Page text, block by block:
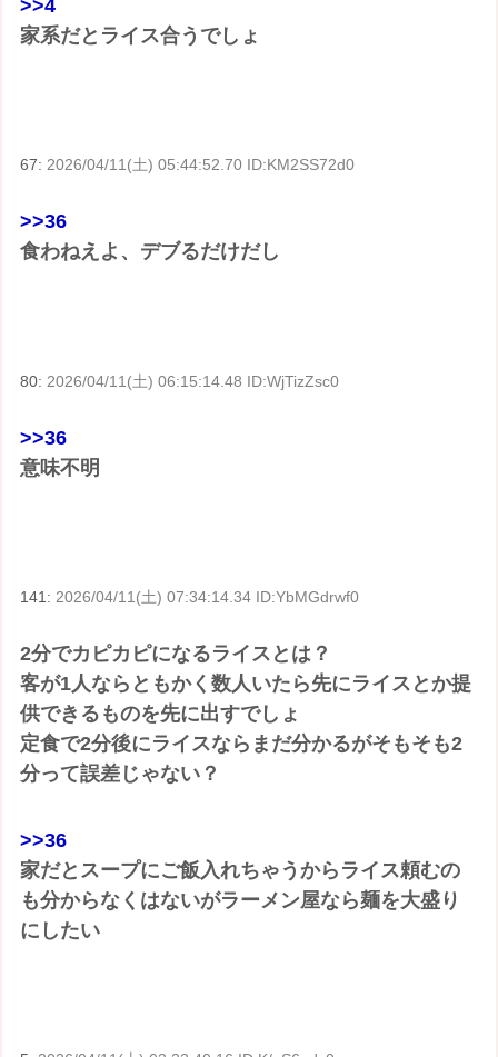
>>4
家系だとライス合うでしょ
67:2026/04/11(土) 05:44:52.70 ID:KM2SS72d0
>>36
食わねえよ、デブるだけだし
80: 2026/04/11(土) 06:15:14.48 ID:WjTizZsc0
>>36
意味不明
141: 2026/04/11(土) 07:34:14.34 ID:YbMGdrwf0
2分でカピカピになるライスとは？
客が1人ならともかく数人いたら先にライスとか提
供できるものを先に出すでしょ
定食で2分後にライスならまだ分かるがそもそも2
分って誤差じゃない？
>>36
家だとスープにご飯入れちゃうからライス頼むの
も分からなくはないがラーメン屋なら麺を大盛り
にしたい